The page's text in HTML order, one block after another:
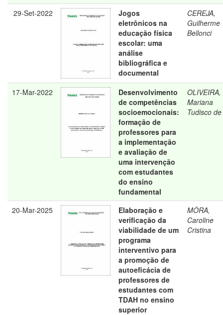
29-Set-2022
Jogos
eletrônicos na
educação física
escolar: uma
análise
bibliográfica e
documental
CEREJA,
Guilherme
Bellonci
17-Mar-2022
Desenvolvimento
de competências
socioemocionais:
formação de
professores para
a implementação
e avaliação de
uma intervenção
com estudantes
do ensino
fundamental
OLIVEIRA,
Mariana
Tudisco de
20-Mar-2025
Elaboração e
verificação da
viabilidade de um
programa
interventivo para
a promoção de
autoeficácia de
professores de
estudantes com
TDAH no ensino
superior
MÔRA,
Caroline
Cristina